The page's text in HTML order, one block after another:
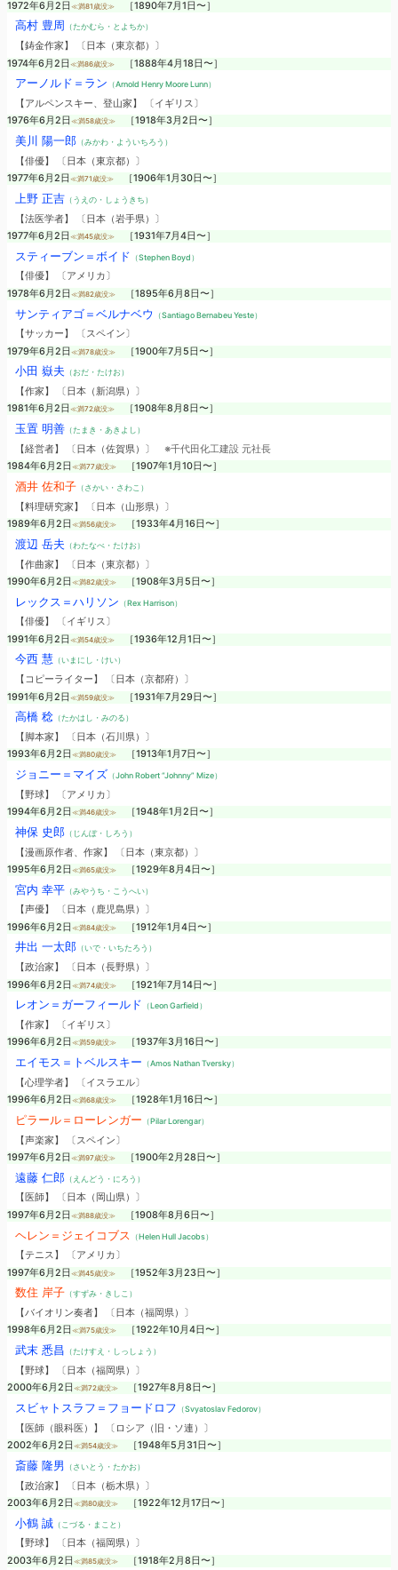
1972年6月2日 ≪満81歳没≫ ［1890年7月1日〜］
高村 豊周 （たかむら・とよちか）
【鋳金作家】 〔日本（東京都）〕
1974年6月2日 ≪満86歳没≫ ［1888年4月18日〜］
アーノルド＝ラン （Arnold Henry Moore Lunn）
【アルペンスキー、登山家】 〔イギリス〕
1976年6月2日 ≪満58歳没≫ ［1918年3月2日〜］
美川 陽一郎（みかわ・よういちろう）
【俳優】 〔日本（東京都）〕
1977年6月2日 ≪満71歳没≫ ［1906年1月30日〜］
上野 正吉（うえの・しょうきち）
【法医学者】 〔日本（岩手県）〕
1977年6月2日 ≪満45歳没≫ ［1931年7月4日〜］
スティーブン＝ボイド （Stephen Boyd）
【俳優】 〔アメリカ〕
1978年6月2日 ≪満82歳没≫ ［1895年6月8日〜］
サンティアゴ＝ベルナベウ （Santiago Bernabeu Yeste）
【サッカー】 〔スペイン〕
1979年6月2日 ≪満78歳没≫ ［1900年7月5日〜］
小田 嶽夫 （おだ・たけお）
【作家】 〔日本（新潟県）〕
1981年6月2日 ≪満72歳没≫ ［1908年8月8日〜］
玉置 明善（たまき・あきよし）
【経営者】 〔日本（佐賀県）〕 ※千代田化工建設 元社長
1984年6月2日 ≪満77歳没≫ ［1907年1月10日〜］
酒井 佐和子（さかい・さわこ）
【料理研究家】 〔日本（山形県）〕
1989年6月2日 ≪満56歳没≫ ［1933年4月16日〜］
渡辺 岳夫 （わたなべ・たけお）
【作曲家】 〔日本（東京都）〕
1990年6月2日 ≪満82歳没≫ ［1908年3月5日〜］
レックス＝ハリソン （Rex Harrison）
【俳優】 〔イギリス〕
1991年6月2日 ≪満54歳没≫ ［1936年12月1日〜］
今西 慧（いまにし・けい）
【コピーライター】 〔日本（京都府）〕
1991年6月2日 ≪満59歳没≫ ［1931年7月29日〜］
高橋 稔（たかはし・みのる）
【脚本家】 〔日本（石川県）〕
1993年6月2日 ≪満80歳没≫ ［1913年1月7日〜］
ジョニー＝マイズ （John Robert “Johnny” Mize）
【野球】 〔アメリカ〕
1994年6月2日 ≪満46歳没≫ ［1948年1月2日〜］
神保 史郎（じんぼ・しろう）
【漫画原作者、作家】 〔日本（東京都）〕
1995年6月2日 ≪満65歳没≫ ［1929年8月4日〜］
宮内 幸平（みやうち・こうへい）
【声優】 〔日本（鹿児島県）〕
1996年6月2日 ≪満84歳没≫ ［1912年1月4日〜］
井出 一太郎（いで・いちたろう）
【政治家】 〔日本（長野県）〕
1996年6月2日 ≪満74歳没≫ ［1921年7月14日〜］
レオン＝ガーフィールド （Leon Garfield）
【作家】 〔イギリス〕
1996年6月2日 ≪満59歳没≫ ［1937年3月16日〜］
エイモス＝トベルスキー （Amos Nathan Tversky）
【心理学者】 〔イスラエル〕
1996年6月2日 ≪満68歳没≫ ［1928年1月16日〜］
ピラール＝ローレンガー （Pilar Lorengar）
【声楽家】 〔スペイン〕
1997年6月2日 ≪満97歳没≫ ［1900年2月28日〜］
遠藤 仁郎（えんどう・にろう）
【医師】 〔日本（岡山県）〕
1997年6月2日 ≪満88歳没≫ ［1908年8月6日〜］
ヘレン＝ジェイコブス （Helen Hull Jacobs）
【テニス】 〔アメリカ〕
1997年6月2日 ≪満45歳没≫ ［1952年3月23日〜］
数住 岸子（すずみ・きしこ）
【バイオリン奏者】 〔日本（福岡県）〕
1998年6月2日 ≪満75歳没≫ ［1922年10月4日〜］
武末 悉昌 （たけすえ・しっしょう）
【野球】 〔日本（福岡県）〕
2000年6月2日 ≪満72歳没≫ ［1927年8月8日〜］
スビャトスラフ＝フョードロフ （Svyatoslav Fedorov）
【医師（眼科医）】 〔ロシア（旧・ソ連）〕
2002年6月2日 ≪満54歳没≫ ［1948年5月31日〜］
斎藤 隆男 （さいとう・たかお）
【政治家】 〔日本（栃木県）〕
2003年6月2日 ≪満80歳没≫ ［1922年12月17日〜］
小鶴 誠（こづる・まこと）
【野球】 〔日本（福岡県）〕
2003年6月2日 ≪満85歳没≫ ［1918年2月8日〜］